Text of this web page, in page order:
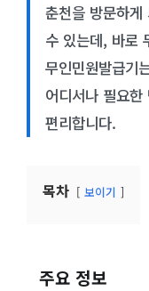
춘천을 방문하
수 있는데, 바로
무인민원발급기
어디서나 필요
편리합니다.
목차 보이기
주요 정보